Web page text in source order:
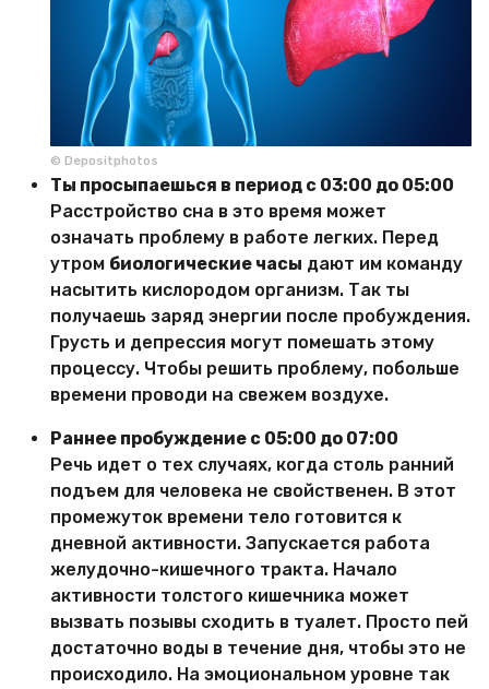
© Depositphotos
Ты просыпаешься в период с 03:00 до 05:00
Расстройство сна в это время может
означать проблему в работе легких. Перед
утром биологические часы дают им команду
насытить кислородом организм. Так ты
получаешь заряд энергии после пробуждения.
Грусть и депрессия могут помешать этому
процессу. Чтобы решить проблему, побольше
времени проводи на свежем воздухе.
Раннее пробуждение с 05:00 до 07:00
Речь идет о тех случаях, когда столь ранний
подъем для человека не свойственен. В этот
промежуток времени тело готовится к
дневной активности. Запускается работа
желудочно-кишечного тракта. Начало
активности толстого кишечника может
вызвать позывы сходить в туалет. Просто пей
достаточно воды в течение дня, чтобы это не
происходило. На эмоциональном уровне так